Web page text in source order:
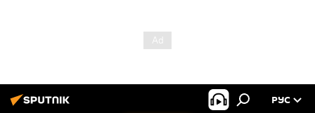
РУС